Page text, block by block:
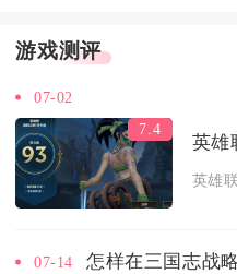
游戏测评
07-02
7.4
英雄
07-14 怎样在三国志战